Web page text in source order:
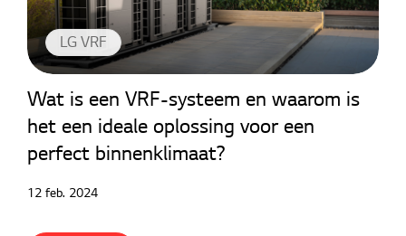
LG VRF
Wat is een VRF-systeem en waarom is
het een ideale oplossing voor een
perfect binnenklimaat?
12 feb. 2024